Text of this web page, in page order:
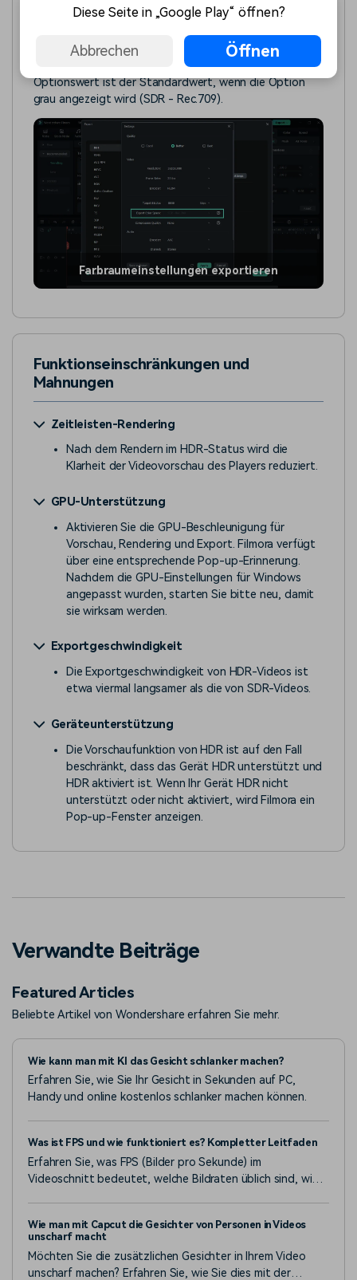
Gerät nicht verfügbar (GPU-Beschleunigung in den
Voreinstellungen), oder die aktuelle Videokodierung ist
H264/. Wenn eine dieser beiden Bedingungen nicht
erfüllt ist, wird die Option grau angezeigt, und der
Optionswert ist der Standardwert, wenn die Option
grau angezeigt wird (SDR - Rec.709).
Farbraumeinstellungen exportieren
Funktionseinschränkungen und
Mahnungen
Zeitleisten-Rendering
Nach dem Rendern im HDR-Status wird die
Klarheit der Videovorschau des Players reduziert.
GPU-Unterstützung
Aktivieren Sie die GPU-Beschleunigung für
Vorschau, Rendering und Export. Filmora verfügt
über eine entsprechende Pop-up-Erinnerung.
Nachdem die GPU-Einstellungen für Windows
angepasst wurden, starten Sie bitte neu, damit
sie wirksam werden.
Exportgeschwindigkeit
Die Exportgeschwindigkeit von HDR-Videos ist
etwa viermal langsamer als die von SDR-Videos.
Geräteunterstützung
Die Vorschaufunktion von HDR ist auf den Fall
beschränkt, dass das Gerät HDR unterstützt und
HDR aktiviert ist. Wenn Ihr Gerät HDR nicht
unterstützt oder nicht aktiviert, wird Filmora ein
Pop-up-Fenster anzeigen.
Verwandte Beiträge
Featured Articles
Beliebte Artikel von Wondershare erfahren Sie mehr.
Wie kann man mit KI das Gesicht schlanker machen?
Erfahren Sie, wie Sie Ihr Gesicht in Sekunden auf PC,
Handy und online kostenlos schlanker machen können.
Was ist FPS und wie funktioniert es? Kompletter Leitfaden
Erfahren Sie, was FPS (Bilder pro Sekunde) im
Videoschnitt bedeutet, welche Bildraten üblich sind, wie
Entdecken Sie, wie Sie die FPS in Filmora anpassen und
Wie man mit Capcut die Gesichter von Personen in Videos
unscharf macht
Möchten Sie die zusätzlichen Gesichter in Ihrem Video
unscharf machen? Erfahren Sie, wie Sie dies mit der
Diese Seite in „Google Play“ öffnen?
Abbrechen Öffnen